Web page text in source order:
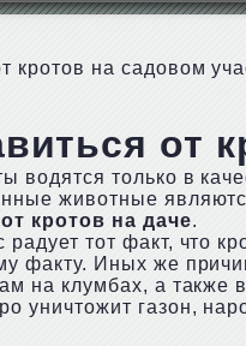
кротов на садовом
от
водятся только в
животные
кротов на даче.
радует тот факт, что
факту. Иных же
на клумбах, а
уничтожит газон,